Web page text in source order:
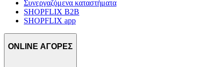
διεύθυνση IP σας, χρησιμοποιώντας τεχνολογία όπως cookies
για να αποθηκεύουμε και να έχουμε πρόσβαση σε πληροφορίες
στη συσκευή σας, με σκοπό την προβολή εξατομικευμένων
μας και την ανάπτυξη προϊόντων. Επίσης, κοινοποιούμε
Συνεργαζόμενα καταστήματα
SHOPFLIX B2B
SHOPFLIX app
ONLINE ΑΓΟΡΕΣ